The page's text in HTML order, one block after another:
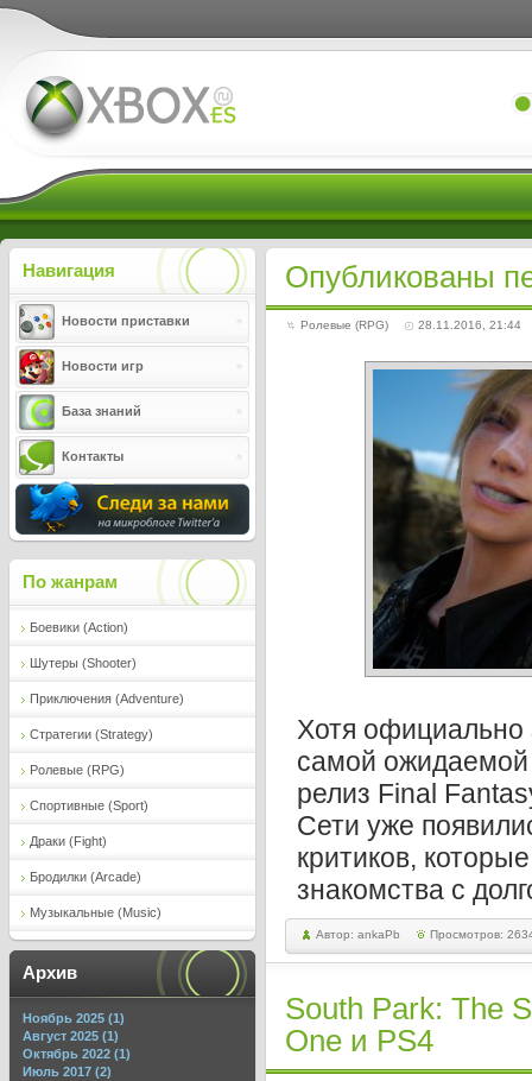
Опубликованы
Ролевые (RPG) 28.11.2016, 21:44
Хотя официально
самой ожидаемой
релиз Final
Сети уже
критиков,
знакомства с
Автор: ankaPb Просмотров:
South Park: The
One и PS4
Навигация
Новости приставки
Новости игр
База знаний
Контакты
По жанрам
Боевики (Action)
Шутеры (Shooter)
Приключения (Adventure)
Стратегии (Strategy)
Ролевые (RPG)
Спортивные (Sport)
Драки (Fight)
Бродилки (Arcade)
Музыкальные (Music)
Архив
Ноябрь 2025 (1)
Август 2025 (1)
Октябрь 2022 (1)
Июль 2017 (2)